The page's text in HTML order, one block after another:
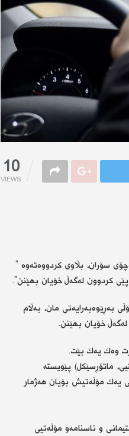
10
VIEWS
سۆران، بڵاوی كردووەتەوە ”
كردوون لەگەڵ خۆیان بهێنن”.
بەڕێوەبەرایەتی مان، بەڵام
خۆیان بهێنن.
وەك یەك بێت.
ماتۆڕسێكل) پێویستە
یەك مۆڵەتیش بۆیان هەژمار
و ناسنامەو مۆڵەتیی